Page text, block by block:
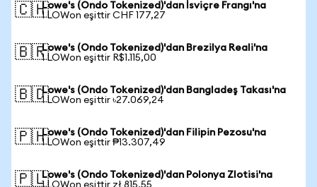
🇨🇭Lowe's (Ondo Tokenized)'dan İsviçre Frangı'na
1 LOWon eşittir CHF 177,27
🇧🇷Lowe's (Ondo Tokenized)'dan Brezilya Reali'na
1 LOWon eşittir R$1.115,00
🇧🇩Lowe's (Ondo Tokenized)'dan Bangladeş Takası'na
1 LOWon eşittir ৳27.069,24
🇵🇭Lowe's (Ondo Tokenized)'dan Filipin Pezosu'na
1 LOWon eşittir ₱13.307,49
🇵🇱Lowe's (Ondo Tokenized)'dan Polonya Zlotisi'na
1 LOWon eşittir zł 815,55